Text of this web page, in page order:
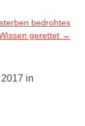
bedrohtes
gerettet →
in